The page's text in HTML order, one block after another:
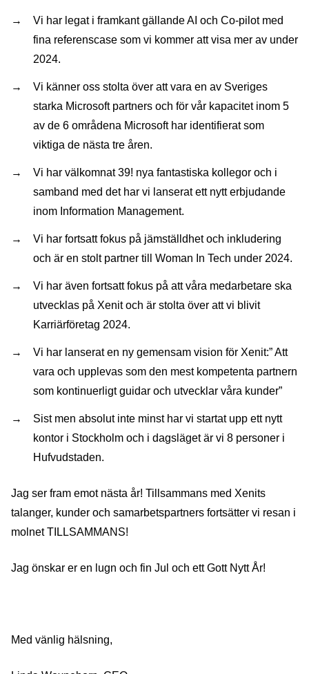
Vi har legat i framkant gällande AI och Co-pilot med
fina referenscase som vi kommer att visa mer av under
2024.
Vi känner oss stolta över att vara en av Sveriges
starka Microsoft partners och för vår kapacitet inom 5
av de 6 områdena Microsoft har identifierat som
viktiga de nästa tre åren.
Vi har välkomnat 39! nya fantastiska kollegor och i
samband med det har vi lanserat ett nytt erbjudande
inom Information Management.
Vi har fortsatt fokus på jämställdhet och inkludering
och är en stolt partner till Woman In Tech under 2024.
Vi har även fortsatt fokus på att våra medarbetare ska
utvecklas på Xenit och är stolta över att vi blivit
Karriärföretag 2024.
Vi har lanserat en ny gemensam vision för Xenit:” Att
vara och upplevas som den mest kompetenta partnern
som kontinuerligt guidar och utvecklar våra kunder”
Sist men absolut inte minst har vi startat upp ett nytt
kontor i Stockholm och i dagsläget är vi 8 personer i
Hufvudstaden.
Jag ser fram emot nästa år! Tillsammans med Xenits
talanger, kunder och samarbetspartners fortsätter vi resan i
molnet TILLSAMMANS!
Jag önskar er en lugn och fin Jul och ett Gott Nytt År!
Med vänlig hälsning,